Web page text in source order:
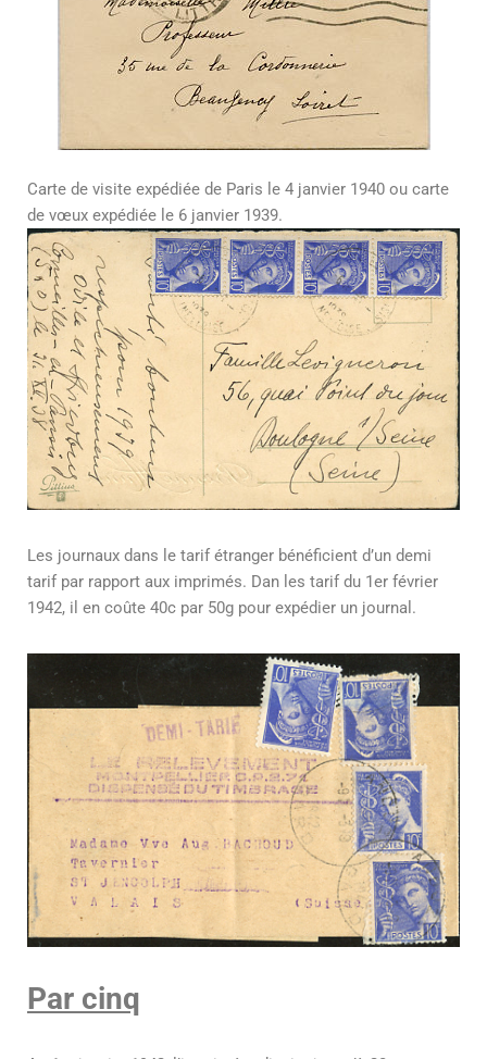
Carte de visite expédiée de Paris le 4 janvier 1940 ou carte
de vœux expédiée le 6 janvier 1939.
Les journaux dans le tarif étranger bénéficient d’un demi
tarif par rapport aux imprimés. Dan les tarif du 1er février
1942, il en coûte 40c par 50g pour expédier un journal.
Par cinq